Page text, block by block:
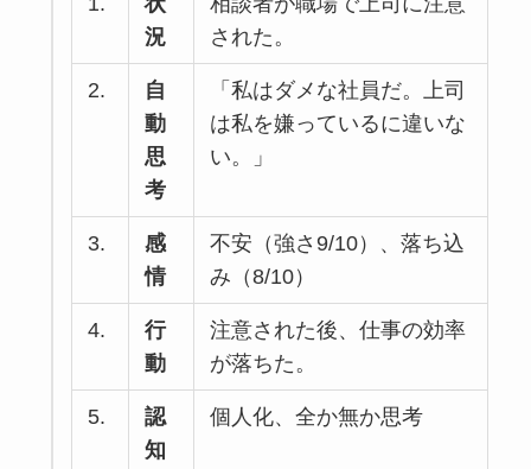
況
された。
2.
自
動
思
考
「私はダメな社員だ。上司
は私を嫌っているに違いな
い。」
3.
感
情
不安（強さ9/10）、落ち込
み（8/10）
4.
行
動
注意された後、仕事の効率
が落ちた。
5.
認
知
個人化、全か無か思考